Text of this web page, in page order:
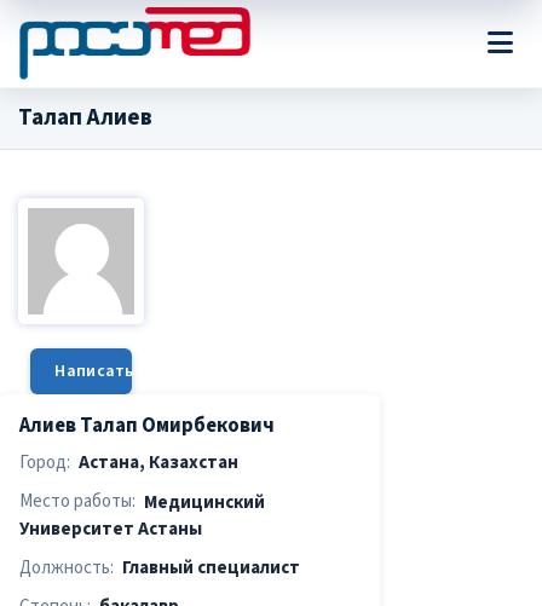
Талап Алиев
Написать сообщение
Алиев Талап Омирбекович
Город: Астана, Казахстан
Место работы: Медицинский
Университет Астаны
Должность: Главный специалист